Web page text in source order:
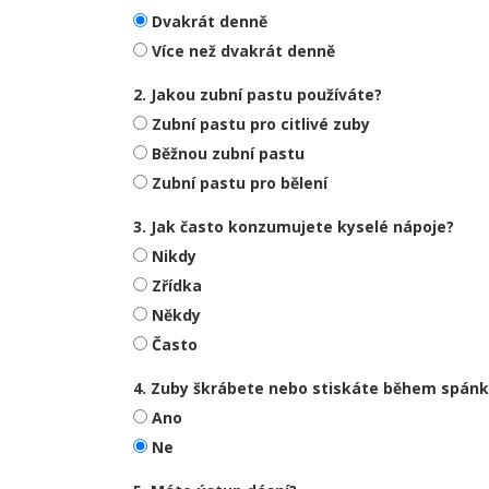
Dvakrát denně
Více než dvakrát denně
2. Jakou zubní pastu používáte?
Zubní pastu pro citlivé zuby
Běžnou zubní pastu
Zubní pastu pro bělení
3. Jak často konzumujete kyselé nápoje?
Nikdy
Zřídka
Někdy
Často
4. Zuby škrábete nebo stiskáte během
Ano
Ne